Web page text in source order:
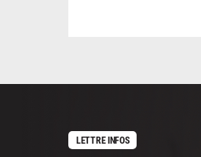
LETTRE INFOS